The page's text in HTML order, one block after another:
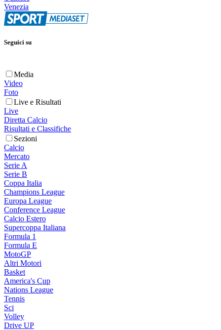
Venezia
Seguici su
Media
Video
Foto
Live e Risultati
Live
Diretta Calcio
Risultati e Classifiche
Sezioni
Calcio
Mercato
Serie A
Serie B
Coppa Italia
Champions League
Europa League
Conference League
Calcio Estero
Supercoppa Italiana
Formula 1
Formula E
MotoGP
Altri Motori
Basket
America's Cup
Nations League
Tennis
Sci
Volley
Drive UP